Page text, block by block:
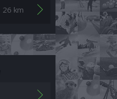
26 km